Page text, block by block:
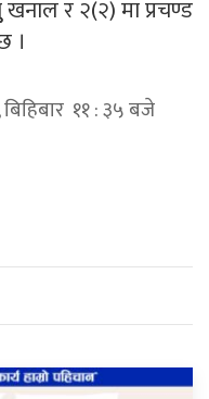
खनाल र २(२) मा प्रचण्ड
।
११ : ३५ बजे